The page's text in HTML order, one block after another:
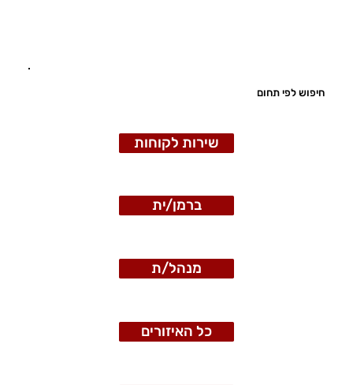
חיפוש לפי תחום
כל האיזורים
מנהל/ת
ברמן/ית
שירות לקוחות